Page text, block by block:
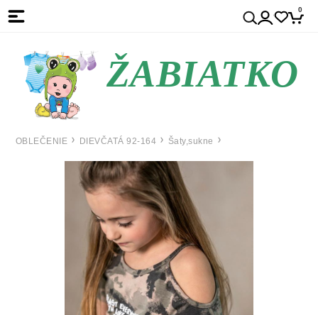
0
ŽABIATKO
OBLEČENIE DIEVČATÁ 92-164 Šaty,sukne